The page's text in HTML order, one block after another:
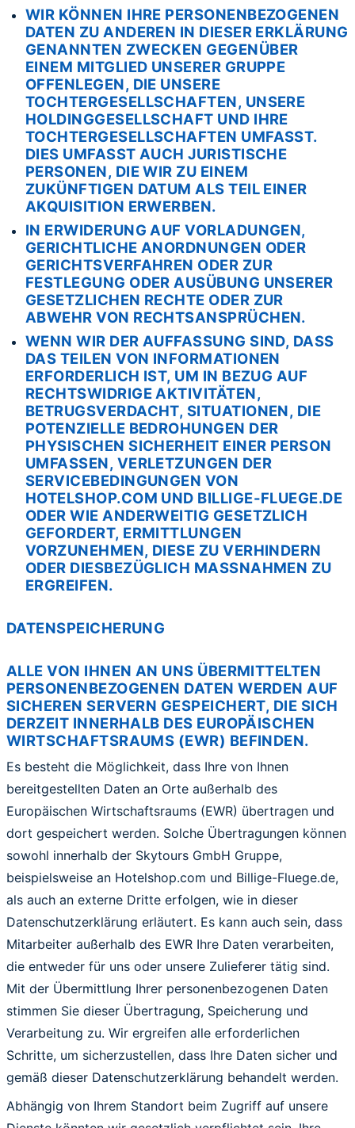
WIR KÖNNEN IHRE PERSONENBEZOGENEN
DATEN ZU ANDEREN IN DIESER ERKLÄRUNG
GENANNTEN ZWECKEN GEGENÜBER
EINEM MITGLIED UNSERER GRUPPE
OFFENLEGEN, DIE UNSERE
TOCHTERGESELLSCHAFTEN, UNSERE
HOLDINGGESELLSCHAFT UND IHRE
TOCHTERGESELLSCHAFTEN UMFASST.
DIES UMFASST AUCH JURISTISCHE
PERSONEN, DIE WIR ZU EINEM
ZUKÜNFTIGEN DATUM ALS TEIL EINER
AKQUISITION ERWERBEN.
IN ERWIDERUNG AUF VORLADUNGEN,
GERICHTLICHE ANORDNUNGEN ODER
GERICHTSVERFAHREN ODER ZUR
FESTLEGUNG ODER AUSÜBUNG UNSERER
GESETZLICHEN RECHTE ODER ZUR
ABWEHR VON RECHTSANSPRÜCHEN.
WENN WIR DER AUFFASSUNG SIND, DASS
DAS TEILEN VON INFORMATIONEN
ERFORDERLICH IST, UM IN BEZUG AUF
RECHTSWIDRIGE AKTIVITÄTEN,
BETRUGSVERDACHT, SITUATIONEN, DIE
POTENZIELLE BEDROHUNGEN DER
PHYSISCHEN SICHERHEIT EINER PERSON
UMFASSEN, VERLETZUNGEN DER
SERVICEBEDINGUNGEN VON
HOTELSHOP.COM UND BILLIGE-FLUEGE.DE
ODER WIE ANDERWEITIG GESETZLICH
GEFORDERT, ERMITTLUNGEN
VORZUNEHMEN, DIESE ZU VERHINDERN
ODER DIESBEZÜGLICH MASSNAHMEN ZU
ERGREIFEN.
DATENSPEICHERUNG
ALLE VON IHNEN AN UNS ÜBERMITTELTEN
PERSONENBEZOGENEN DATEN WERDEN AUF
SICHEREN SERVERN GESPEICHERT, DIE SICH
DERZEIT INNERHALB DES EUROPÄISCHEN
WIRTSCHAFTSRAUMS (EWR) BEFINDEN.
Es besteht die Möglichkeit, dass Ihre von Ihnen
bereitgestellten Daten an Orte außerhalb des
Europäischen Wirtschaftsraums (EWR) übertragen und
dort gespeichert werden. Solche Übertragungen können
sowohl innerhalb der Skytours GmbH Gruppe,
beispielsweise an Hotelshop.com und Billige-Fluege.de,
als auch an externe Dritte erfolgen, wie in dieser
Datenschutzerklärung erläutert. Es kann auch sein, dass
Mitarbeiter außerhalb des EWR Ihre Daten verarbeiten,
die entweder für uns oder unsere Zulieferer tätig sind.
Mit der Übermittlung Ihrer personenbezogenen Daten
stimmen Sie dieser Übertragung, Speicherung und
Verarbeitung zu. Wir ergreifen alle erforderlichen
Schritte, um sicherzustellen, dass Ihre Daten sicher und
gemäß dieser Datenschutzerklärung behandelt werden.
Abhängig von Ihrem Standort beim Zugriff auf unsere